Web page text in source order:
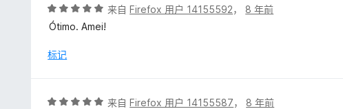
评
分
/
来自Firefox 用户 14155592， 8 年前
Ótimo. Amei!
标记
评
来自Firefox 用户 14155587， 8 年前